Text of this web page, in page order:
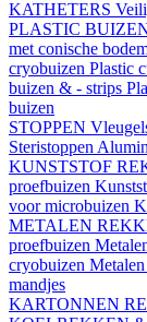
KATHETERS
PLASTIC
met conische
cryobuizen Plastic
buizen & - strips
buizen
STOPPEN
Steristoppen
KUNSTSTOF
proefbuizen
voor microbuizen
METALEN
proefbuizen
cryobuizen
mandjes
KARTONNEN